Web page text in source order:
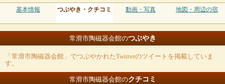
基本情報 つぶやき・クチコミ 動画・写真 地図・周辺の宿
常滑市陶磁器会館のつぶやき
「常滑市陶磁器会館」でつぶやかれたTwitterのツイートを掲載していま
す。
常滑市陶磁器会館のクチコミ